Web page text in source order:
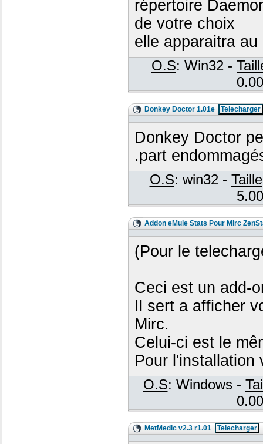
répertoire
de votre choix
elle apparaitra
O.S: Win32 -
Donkey Doctor 1.01e Telecharger
Donkey Doctor
.part
O.S: win32 - Taille
Addon eMule Stats Pour Mirc
(Pour le
Ceci est un add-
Il sert a afficher
Mirc.
Celui-ci est le
Pour l'installation
O.S: Windows -
MetMedic v2.3 r1.01 Telecharger